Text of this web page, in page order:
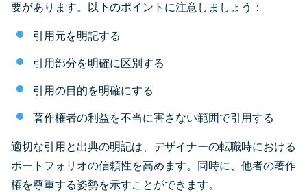
要があります。以下のポイントに注意しましょう：
引用元を明記する
引用部分を明確に区別する
引用の目的を明確にする
著作権者の利益を不当に害さない範囲で引用する
適切な引用と出典の明記は、デザイナーの転職時における
ポートフォリオの信頼性を高めます。同時に、他者の著作
権を尊重する姿勢を示すことができます。